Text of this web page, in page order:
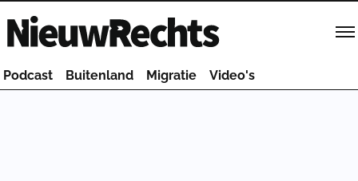
Homepage van NieuwRechts
Podcast Buitenland Migratie Video's